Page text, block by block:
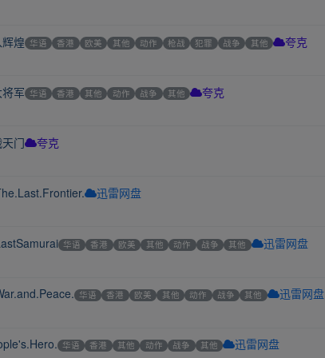
辉煌 华语 香港 欧美 其他 动作 枪战 犯罪 战争 其他 夸克
将军 华语 香港 其他 动作 战争 其他 夸克
天门 夸克
迅雷网盘
华语 香港 欧美 其他 动作 战争 其他 迅雷网盘
华语 香港 欧美 其他 动作 战争 其他 迅雷网盘
华语 香港 其他 动作 战争 其他 迅雷网盘